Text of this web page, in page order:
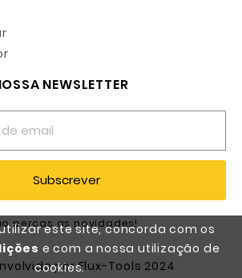
este site, concorda com os
e com a nossa utilização de
cookies.
NEWSLETTER
Subscrever
percas as novidades!
por Flux-Tools 2024